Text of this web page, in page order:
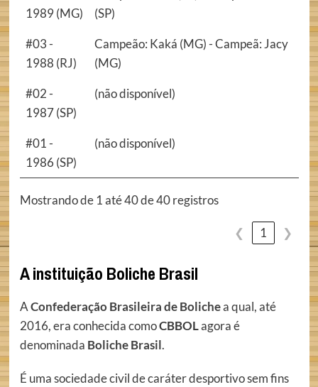
1989 (MG)
(SP)
#03 -
1988 (RJ)
Campeão: Kaká (MG) - Campeã: Jacy
(MG)
#02 -
1987 (SP)
(não disponível)
#01 -
1986 (SP)
(não disponível)
Mostrando de 1 até 40 de 40 registros
❮ 1 ❯
A instituição Boliche Brasil
AConfederação Brasileira de Bolichea qual, até
2016, era conhecida comoCBBOLagora é
denominada Boliche Brasil.
É uma sociedade civil de caráter desportivo sem fins